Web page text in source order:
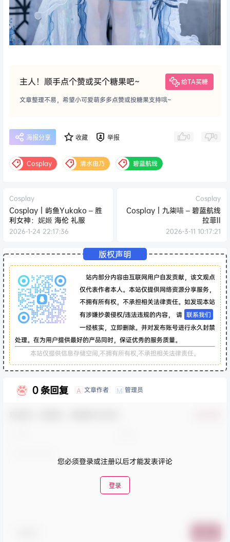
主人！顺手点个赞或买个糖果吧~ 给TA买糖
文章整理不易，希望小可爱萌多多点赞或投糖果支持哦~
海报分享 收藏 举报 0 0
Cosplay 清水由乃 碧蓝航线
Cosplay
Cosplay｜屿鱼Yukako – 胜
利女神：妮姬 海伦 礼服
2026-1-24 22:17:36
Cosplay
Cosplay｜九柒喵 – 碧蓝航线
拉菲ll
2026-3-11 10:17:21
版权声明
站内部分内容由互联网用户自发贡献，该文观点
仅代表作者本人。本站仅提供网络资源分享服务，
不拥有所有权，不承担相关法律责任。如发现本站
有涉嫌抄袭侵权/违法违规的内容， 请 联系我们
一经核实，立即删除。并对发布账号进行永久封禁
处理。在为用户提供最好的产品同时，保证优秀的服务质量。
本站仅提供信息存储空间,不拥有所有权,不承担相关法律责任。
0 条回复 A 文章作者 M 管理员
您必须登录或注册以后才能发表评论
登录